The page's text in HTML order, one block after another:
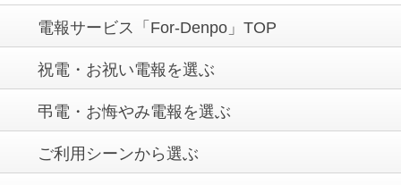
電報サービス「For-Denpo」TOP
祝電・お祝い電報を選ぶ
弔電・お悔やみ電報を選ぶ
ご利用シーンから選ぶ